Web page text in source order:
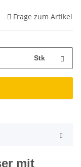
Frage zum Artikel
Stk
mit